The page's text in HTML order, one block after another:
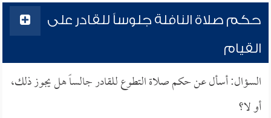
حكم صلاة النافلة جلوساً للقادر على
القيام
السؤال: أسأل عن حكم صلاة التطوع للقادر جالساً هل يجوز ذلك،
أو لا؟